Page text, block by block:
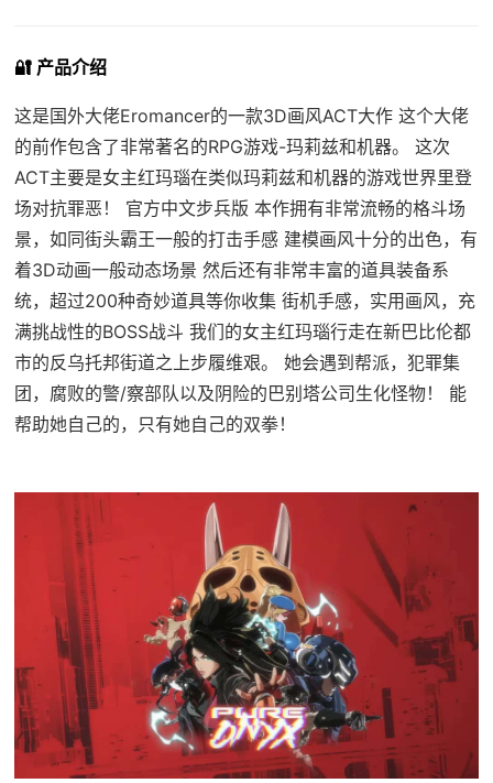
🔐 产品介绍
这是国外大佬Eromancer的一款3D画风ACT大作 这个大佬
的前作包含了非常著名的RPG游戏-玛莉兹和机器。 这次
ACT主要是女主红玛瑙在类似玛莉兹和机器的游戏世界里登
场对抗罪恶！ 官方中文步兵版 本作拥有非常流畅的格斗场
景，如同街头霸王一般的打击手感 建模画风十分的出色，有
着3D动画一般动态场景 然后还有非常丰富的道具装备系
统，超过200种奇妙道具等你收集 街机手感，实用画风，充
满挑战性的BOSS战斗 我们的女主红玛瑙行走在新巴比伦都
市的反乌托邦街道之上步履维艰。 她会遇到帮派，犯罪集
团，腐败的警/察部队以及阴险的巴别塔公司生化怪物！ 能
帮助她自己的，只有她自己的双拳！